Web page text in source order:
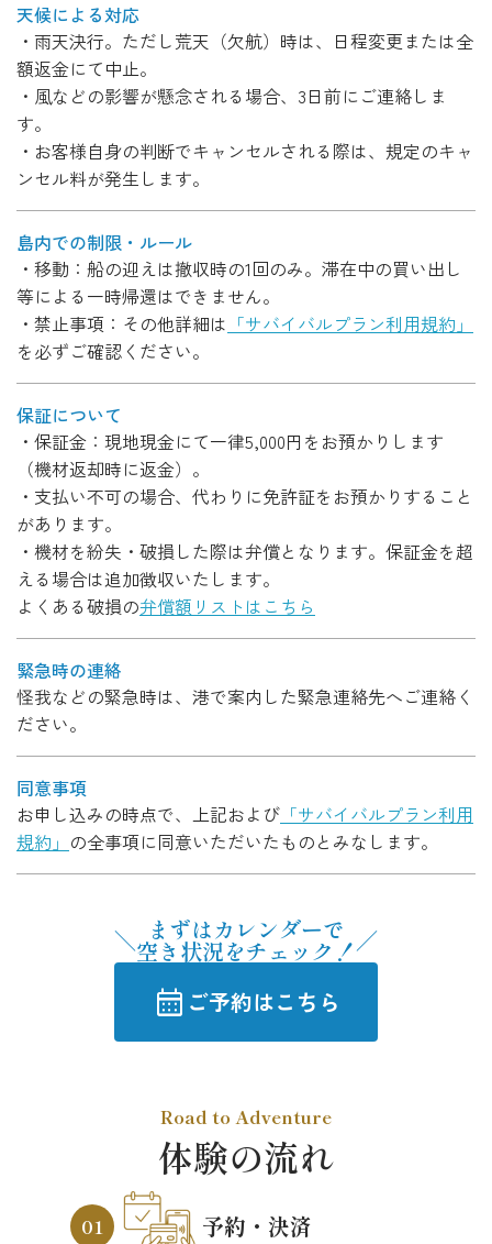
天候による対応
・雨天決行。ただし荒天（欠航）時は、日程変更または全
額返金にて中止。
・風などの影響が懸念される場合、3日前にご連絡しま
す。
・お客様自身の判断でキャンセルされる際は、規定のキャ
ンセル料が発生します。
島内での制限・ルール
・移動：船の迎えは撤収時の1回のみ。滞在中の買い出し
等による一時帰還はできません。
・禁止事項：その他詳細は 「サバイバルプラン利用規約」
を必ずご確認ください。
保証について
・保証金：現地現金にて一律5,000円をお預かりします
（機材返却時に返金）。
・支払い不可の場合、代わりに免許証をお預かりすること
があります。
・機材を紛失・破損した際は弁償となります。保証金を超
える場合は追加徴収いたします。
よくある破損の弁償額リストはこちら
緊急時の連絡
怪我などの緊急時は、港で案内した緊急連絡先へご連絡く
ださい。
同意事項
お申し込みの時点で、上記および 「サバイバルプラン利用
規約」 の全事項に同意いただいたものとみなします。
まずはカレンダーで
空き状況をチェック！
calendar_month ご予約はこちら
Road to Adventure
体験の流れ
01 予約・決済